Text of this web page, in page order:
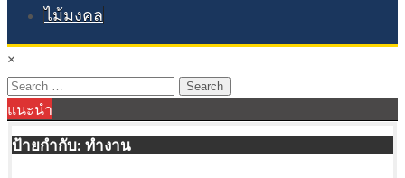
ไม้มงคล
×
Search
for:
แนะนำ
ป้ายกำกับ: ทำงาน